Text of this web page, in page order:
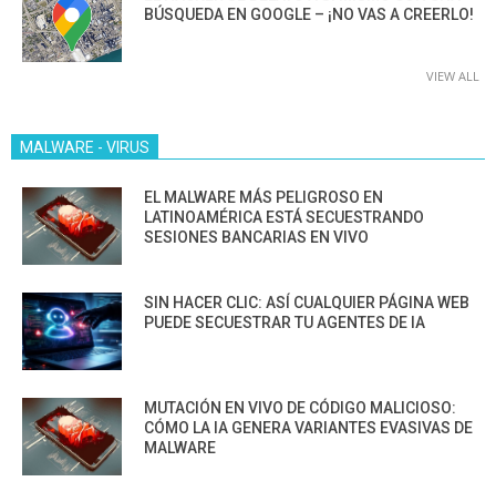
BÚSQUEDA EN GOOGLE – ¡NO VAS A CREERLO!
VIEW ALL
MALWARE - VIRUS
EL MALWARE MÁS PELIGROSO EN
LATINOAMÉRICA ESTÁ SECUESTRANDO
SESIONES BANCARIAS EN VIVO
SIN HACER CLIC: ASÍ CUALQUIER PÁGINA WEB
PUEDE SECUESTRAR TU AGENTES DE IA
MUTACIÓN EN VIVO DE CÓDIGO MALICIOSO:
CÓMO LA IA GENERA VARIANTES EVASIVAS DE
MALWARE